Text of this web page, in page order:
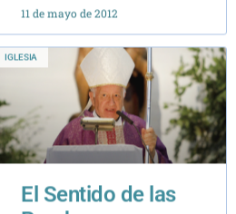
IGLESIA
El Sentido de las
Pruebas
Cotidianas